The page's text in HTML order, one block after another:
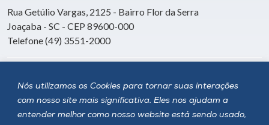
Nós utilizamos os Cookies para tornar suas interações
com nosso site mais significativa. Eles nos ajudam a
entender melhor como nosso website está sendo usado,
Rua Getúlio Vargas, 2125 - Bairro Flor da Serra
Joaçaba - SC - CEP 89600-000
Telefone (49) 3551-2000
Siga a Unoesc